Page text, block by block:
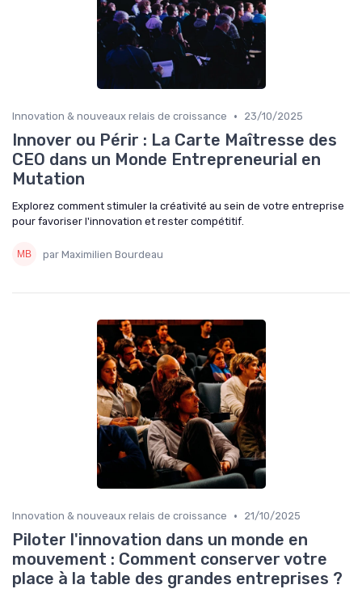
Innovation & nouveaux relais de croissance • 23/10/2025
Innover ou Périr : La Carte Maîtresse des
CEO dans un Monde Entrepreneurial en
Mutation
Explorez comment stimuler la créativité au sein de votre entreprise
pour favoriser l'innovation et rester compétitif.
par Maximilien Bourdeau
Innovation & nouveaux relais de croissance • 21/10/2025
Piloter l'innovation dans un monde en
mouvement : Comment conserver votre
place à la table des grandes entreprises ?